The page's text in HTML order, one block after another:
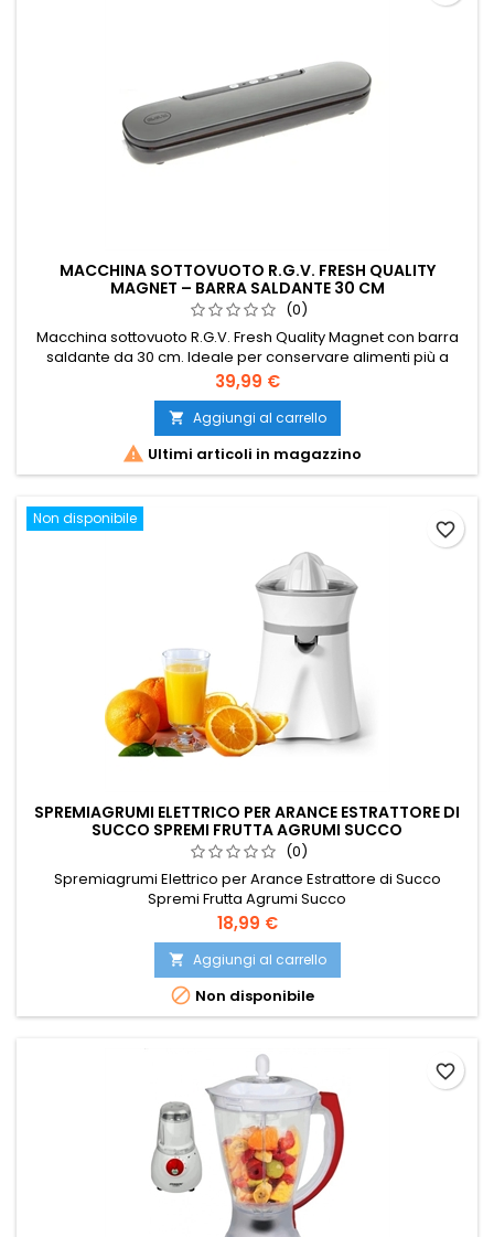
MACCHINA SOTTOVUOTO R.G.V. FRESH QUALITY
MAGNET – BARRA SALDANTE 30 CM
(0)
Macchina sottovuoto R.G.V. Fresh Quality Magnet con barra
saldante da 30 cm. Ideale per conservare alimenti più a
lungo. Funzione sigillatura e sottovuoto. Compatta, pratica e
facile da utilizzare.
Prezzo
39,99 €
 Aggiungi al carrello
 Ultimi articoli in magazzino
Non disponibile
SPREMIAGRUMI ELETTRICO PER ARANCE ESTRATTORE DI
SUCCO SPREMI FRUTTA AGRUMI SUCCO
(0)
Spremiagrumi Elettrico per Arance Estrattore di Succo
Spremi Frutta Agrumi Succo
Prezzo
18,99 €
 Aggiungi al carrello
 Non disponibile
favorite_border
favorite_border